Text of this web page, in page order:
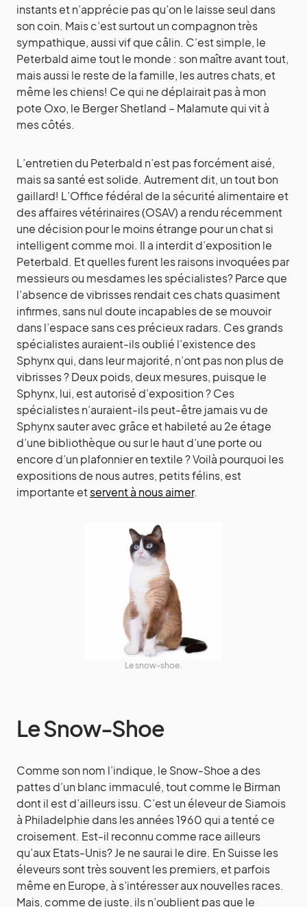
instants et n’apprécie pas qu’on le laisse seul dans
son coin. Mais c’est surtout un compagnon très
sympathique, aussi vif que câlin. C’est simple, le
Peterbald aime tout le monde : son maître avant tout,
mais aussi le reste de la famille, les autres chats, et
même les chiens! Ce qui ne déplairait pas à mon
pote Oxo, le Berger Shetland – Malamute qui vit à
mes côtés.
L’entretien du Peterbald n’est pas forcément aisé,
mais sa santé est solide. Autrement dit, un tout bon
gaillard! L’Office fédéral de la sécurité alimentaire et
des affaires vétérinaires (OSAV) a rendu récemment
une décision pour le moins étrange pour un chat si
intelligent comme moi. Il a interdit d’exposition le
Peterbald. Et quelles furent les raisons invoquées par
messieurs ou mesdames les spécialistes? Parce que
l’absence de vibrisses rendait ces chats quasiment
infirmes, sans nul doute incapables de se mouvoir
dans l’espace sans ces précieux radars. Ces grands
spécialistes auraient-ils oublié l’existence des
Sphynx qui, dans leur majorité, n’ont pas non plus de
vibrisses ? Deux poids, deux mesures, puisque le
Sphynx, lui, est autorisé d’exposition ? Ces
spécialistes n’auraient-ils peut-être jamais vu de
Sphynx sauter avec grâce et habileté au 2e étage
d’une bibliothèque ou sur le haut d’une porte ou
encore d’un plafonnier en textile ? Voilà pourquoi les
expositions de nous autres, petits félins, est
importante etservent à nous aimer.
Le snow-shoe.
Le Snow-Shoe
Comme son nom l’indique, le Snow-Shoe a des
pattes d’un blanc immaculé, tout comme le Birman
dont il est d’ailleurs issu. C’est un éleveur de Siamois
à Philadelphie dans les années 1960 qui a tenté ce
croisement. Est-il reconnu comme race ailleurs
qu’aux Etats-Unis? Je ne saurai le dire. En Suisse les
éleveurs sont très souvent les premiers, et parfois
même en Europe, à s’intéresser aux nouvelles races.
Mais, comme de juste, ils n’oublient pas que le